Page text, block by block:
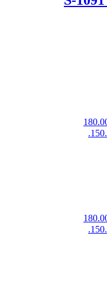
تومان180.000
تومان180.000